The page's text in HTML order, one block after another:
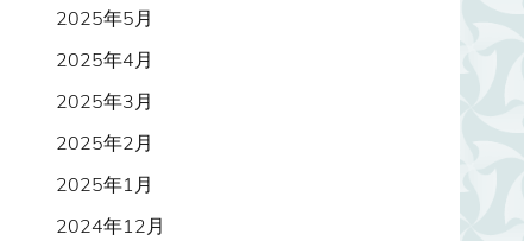
2025年5月
2025年4月
2025年3月
2025年2月
2025年1月
2024年12月